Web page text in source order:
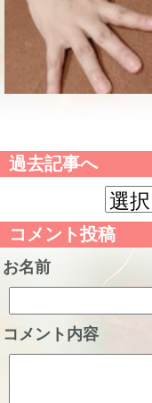
過去記事へ
コメント投稿
お名前
コメント内容